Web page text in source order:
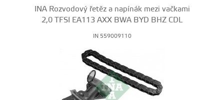
INA Rozvodový řetěz a napínák mezi vačkami
2,0 TFSI EA113 AXX BWA BYD BHZ CDL
IN 559009110